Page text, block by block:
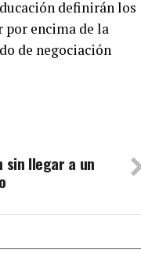
definirán los
por encima de la
de negociación
sin llegar a un